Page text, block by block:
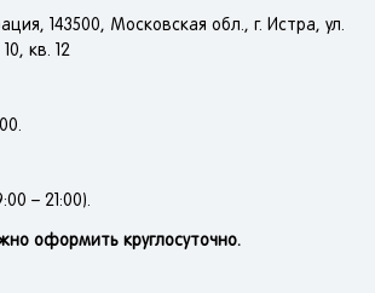
143500, Московская обл., г. Истра, ул.
кв. 12
– 21:00).
оформить круглосуточно.